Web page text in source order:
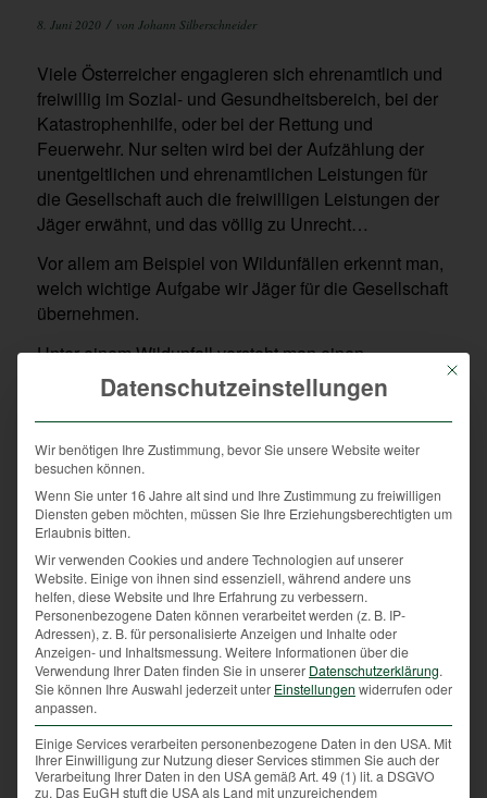
8. Juni 2020 / von Johann Silberschneider
Viele Österreicher engagieren sich ehrenamtlich und
freiwillig im Sozial- und Gesundheitsbereich, bei der
Katastrophenhilfe, oder bei der Rettung und
Feuerwehr. Nur selten wird bei der Aufzählung der
unentgeltlichen und ehrenamtlichen Leistungen für
die Gesellschaft auch die freiwilligen Leistungen der
Jäger erwähnt, und das völlig zu Unrecht…
Vor allem am Beispiel von Wildunfällen erkennt man,
welch wichtige Aufgabe wir Jäger für die Gesellschaft
übernehmen.
Unter einem Wildunfall versteht man einen
Verkehrsunfall, der entweder aufgrund einer Kollision
mit einem (jagdbaren) Wildtier oder aufgrund eines
durch ein (jagdbares) Wildtier veranlasstes
Ausweichmanöver passiert. Jeder Unfall mit einem
Wildtier muss in Österreich bei der Polizei oder beim
zuständigen Jäger gemeldet werden.
Nach der erfolgten Meldung beginnt die
ehrenamtliche und unentgeltliche Tätigkeit eines
Jägers, den das Jagdgesetz sogar verpflichtet, zu
handeln.
Nach der Anfahrt zum Unfallort bietet sich dem Jäger
oft ein trauriges Bild. Schwer verletztes Wild muss
gemäß Tierschutzgesetz erlegt werden. Verletztes
Wild, das sich vom Unfallort wegschleppt, wird mit
extra dafür ausgebildeten Jagdhunden gesucht,
bevor es von Schmerzen und Qualen erlöst werden
Mit
Datenschutzeinstellungen
Wir benötigen Ihre Zustimmung, bevor Sie unsere Website weiter
besuchen können.
Wenn Sie unter 16 Jahre alt sind und Ihre Zustimmung zu freiwilligen
Diensten geben möchten, müssen Sie Ihre Erziehungsberechtigten um
Erlaubnis bitten.
Wir verwenden Cookies und andere Technologien auf unserer
Website. Einige von ihnen sind essenziell, während andere uns
helfen, diese Website und Ihre Erfahrung zu verbessern.
Personenbezogene Daten können verarbeitet werden (z. B. IP-
Adressen), z. B. für personalisierte Anzeigen und Inhalte oder
Anzeigen- und Inhaltsmessung. Weitere Informationen über die
Verwendung Ihrer Daten finden Sie in unserer Datenschutzerklärung.
Sie können Ihre Auswahl jederzeit unter Einstellungen widerrufen oder
anpassen.
Einige Services verarbeiten personenbezogene Daten in den USA. Mit
Ihrer Einwilligung zur Nutzung dieser Services stimmen Sie auch der
Verarbeitung Ihrer Daten in den USA gemäß Art. 49 (1) lit. a DSGVO
zu. Das EuGH stuft die USA als Land mit unzureichendem